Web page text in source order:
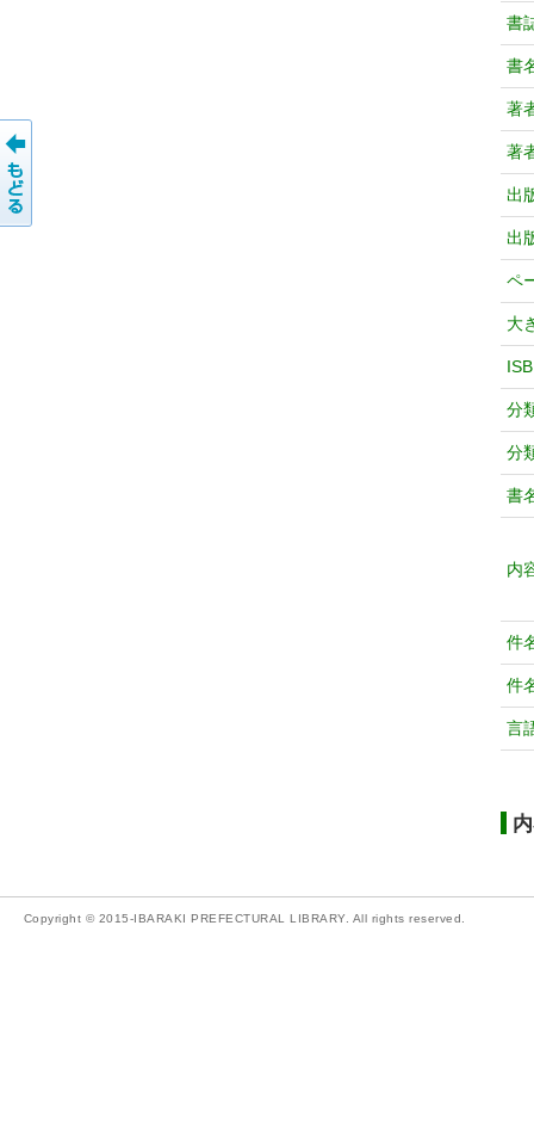
書
書
著
著
出
出
ペ
大
分
分
書
内
件
件
言
Copyright © 2015-IBARAKI PREFECTURAL LIBRARY. All rights reserved.